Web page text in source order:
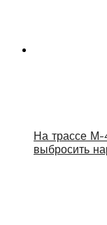
На трассе М-
выбросить